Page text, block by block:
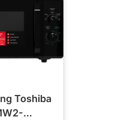
Toshiba